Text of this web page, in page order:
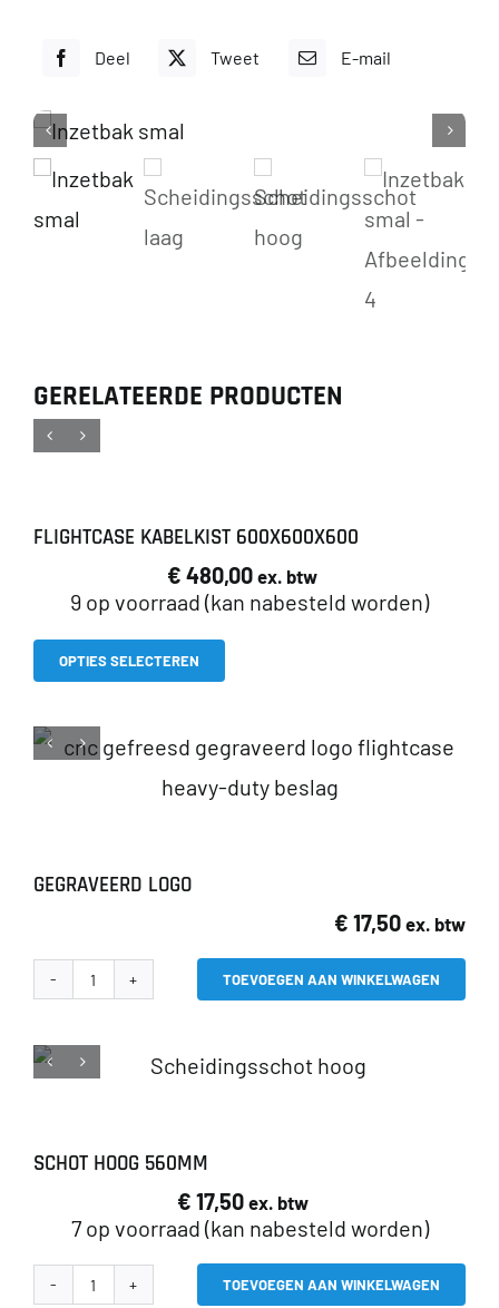
Deel Tweet E-mail
GERELATEERDE PRODUCTEN
FLIGHTCASE KABELKIST 600X600X600
€ 480,00 ex. btw
9 op voorraad (kan nabesteld worden)
OPTIES SELECTEREN
meerdere
gekozen
op
GEGRAVEERD LOGO
€ 17,50 ex. btw
Gegraveerd
aantal
TOEVOEGEN AAN WINKELWAGEN
SCHOT HOOG 560MM
€ 17,50 ex. btw
7 op voorraad (kan nabesteld worden)
Schot
TOEVOEGEN AAN WINKELWAGEN